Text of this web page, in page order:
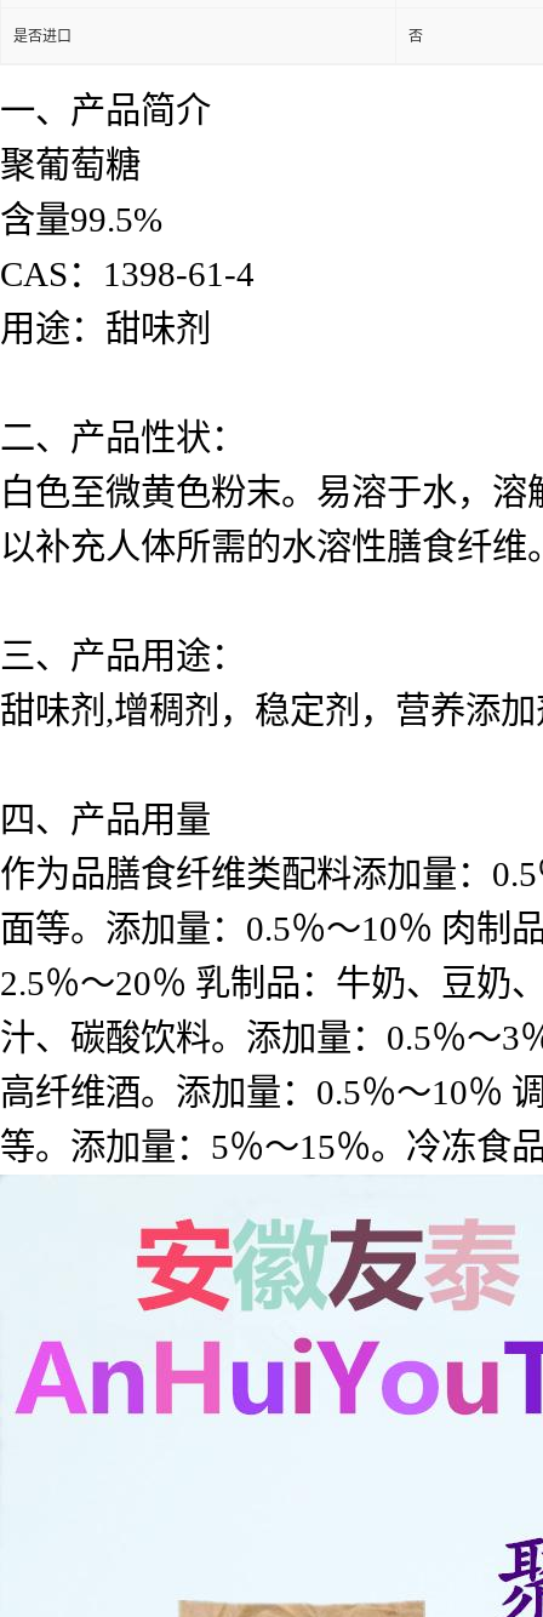
是否进口 否
一、产品简介
聚葡萄糖
含量99.5%
CAS：1398-61-4
用途：甜味剂
二、产品性状：
白色至微黄色粉末。易溶于水，
以补充人体所需的水溶性膳食纤维
三、产品用途：
甜味剂,增稠剂，稳定剂，营养添
四、产品用量
作为品膳食纤维类配料添加量：
面等。添加量：0.5％～10％ 肉制
2.5％～20％ 乳制品：牛奶、豆奶
汁、碳酸饮料。添加量：0.5％～3
高纤维酒。添加量：0.5％～10％
等。添加量：5％～15％。冷冻食